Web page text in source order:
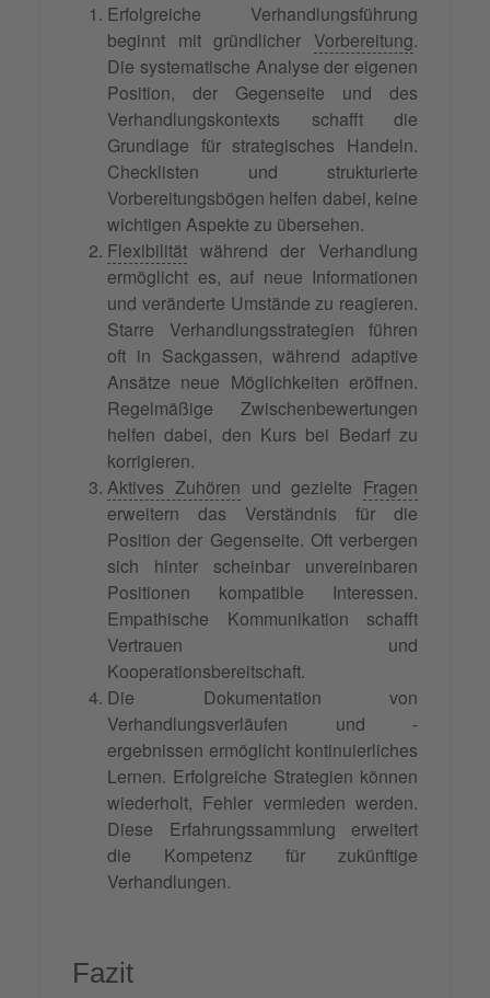
Erfolgreiche Verhandlungsführung
beginnt mit gründlicher Vorbereitung.
Die systematische Analyse der eigenen
Position, der Gegenseite und des
Verhandlungskontexts schafft die
Grundlage für strategisches Handeln.
Checklisten und strukturierte
Vorbereitungsbögen helfen dabei, keine
wichtigen Aspekte zu übersehen.
Flexibilität während der Verhandlung
ermöglicht es, auf neue Informationen
und veränderte Umstände zu reagieren.
Starre Verhandlungsstrategien führen
oft in Sackgassen, während adaptive
Ansätze neue Möglichkeiten eröffnen.
Regelmäßige Zwischenbewertungen
helfen dabei, den Kurs bei Bedarf zu
korrigieren.
Aktives Zuhören und gezielte Fragen
erweitern das Verständnis für die
Position der Gegenseite. Oft verbergen
sich hinter scheinbar unvereinbaren
Positionen kompatible Interessen.
Empathische Kommunikation schafft
Vertrauen und
Kooperationsbereitschaft.
Die Dokumentation von
Verhandlungsverläufen und -
ergebnissen ermöglicht kontinuierliches
Lernen. Erfolgreiche Strategien können
wiederholt, Fehler vermieden werden.
Diese Erfahrungssammlung erweitert
die Kompetenz für zukünftige
Verhandlungen.
Fazit